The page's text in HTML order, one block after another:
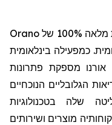
מלאה
Orano
כמפעילה בינלאומית
אורנו מספקת פתרונות
הגלובליים הנוכחיים
שלה בטכנולוגיות
מוצרים ושירותים